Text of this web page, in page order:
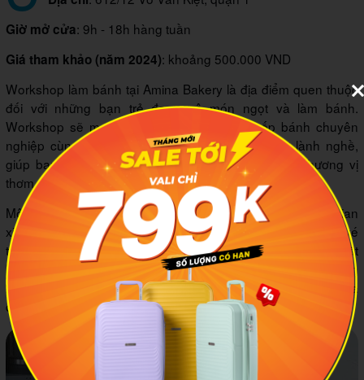
Giờ mở cửa: 9h - 18h hàng tuần
Giá tham khảo (năm 2024): khoảng 500.000 VND
Workshop làm bánh tại Amina Bakery là địa điểm quen thuộc
đối với những bạn trẻ đam mê món ngọt và làm bánh.
Workshop sẽ mang đến bạn không gian bếp bánh chuyên
nghiệp cùng với sự hỗ trợ của những người thợ lành nghề,
giúp bạn tạo ra những chiếc bánh chất lượng với hương vị
thơm ngon độc đáo.
Một điểm cộng của Amina Bakery nữa chính là không gian
xinh xắn tạo nên sự yên bình và đáng để trải nghiệm. Giá vé
tham gia của workshop tại đây sẽ có phần nhỉnh hơn mặt
bằng chung. Tuy nhiên, vị trí đắc địa cũng như không gian
xinh xắn, chuyên nghiệp nơi đây sẽ đảm bảo chi phí bạn bỏ ra
để tham gia workshop là xứng đáng.